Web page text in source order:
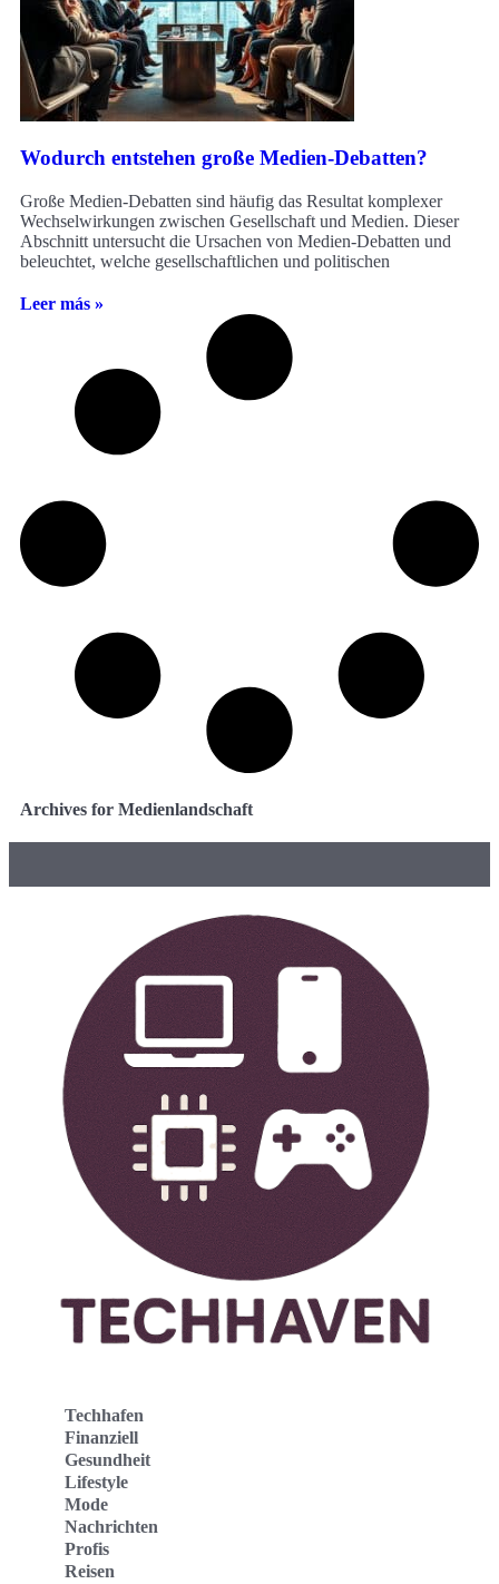
Wodurch entstehen große Medien-Debatten?
Große Medien-Debatten sind häufig das Resultat komplexer
Wechselwirkungen zwischen Gesellschaft und Medien. Dieser
Abschnitt untersucht die Ursachen von Medien-Debatten und
beleuchtet, welche gesellschaftlichen und politischen
Leer más »
Archives for Medienlandschaft
Techhafen
Finanziell
Gesundheit
Lifestyle
Mode
Nachrichten
Profis
Reisen